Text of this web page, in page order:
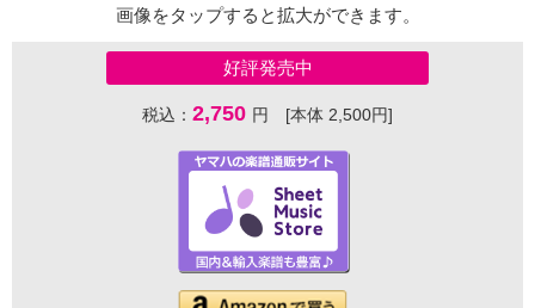
画像をタップすると拡大ができます。
好評発売中
税込： 2,750 円 [本体 2,500円]